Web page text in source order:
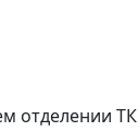
отделении ТК